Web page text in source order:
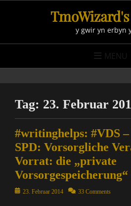
y gwir yn erbyn
MENU
Tag: 23. Februar
#writinghelps: #VDS
SPD: Vorsorgliche
Vorrat: die „private
Vorsorgespeicherung“
Posted23. Februar 2014 33 Comments